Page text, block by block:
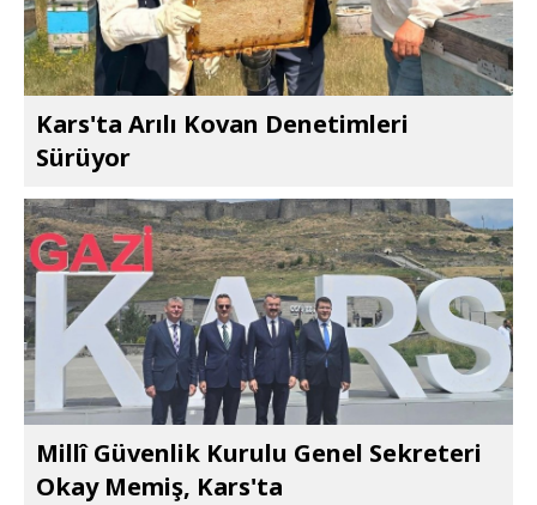
Kars'ta Arılı Kovan Denetimleri
Sürüyor
Millî Güvenlik Kurulu Genel Sekreteri
Okay Memiş, Kars'ta